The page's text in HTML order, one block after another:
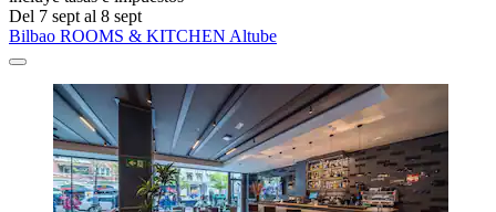
Del 7 sept al 8 sept
Bilbao ROOMS & KITCHEN Altube